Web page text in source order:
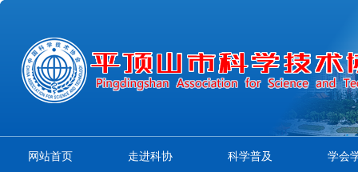
网站首页 走进科协 科学普及 学会